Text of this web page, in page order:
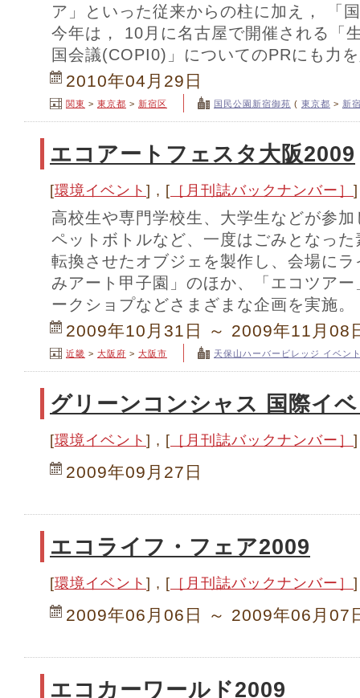
ア」といった従来からの柱に加え， 「
今年は， 10月に名古屋で開催される「
国会議(COPI0)」についてのPRにも力
2010年04月29日
関東 > 東京都 > 新宿区 国民公園新宿御苑 ( 東京都 > 新
エコアートフェスタ大阪2009
[環境イベント ] , [ ［月刊誌バックナンバー］ ]
高校生や専門学校生、大学生などが参
ペットボトルなど、一度はごみとなっ
転換させたオブジェを製作し、会場に
みアート甲子園」のほか、「エコツア
ークショプなどさまざまな企画を実施。
2009年10月31日 ～ 2009年11月08
近畿 > 大阪府 > 大阪市 天保山ハーバービレッジ イベン
グリーンコンシャス 国際イ
[環境イベント ] , [ ［月刊誌バックナンバー］ ]
2009年09月27日
エコライフ・フェア2009
[環境イベント ] , [ ［月刊誌バックナンバー］ ]
2009年06月06日 ～ 2009年06月07
エコカーワールド2009